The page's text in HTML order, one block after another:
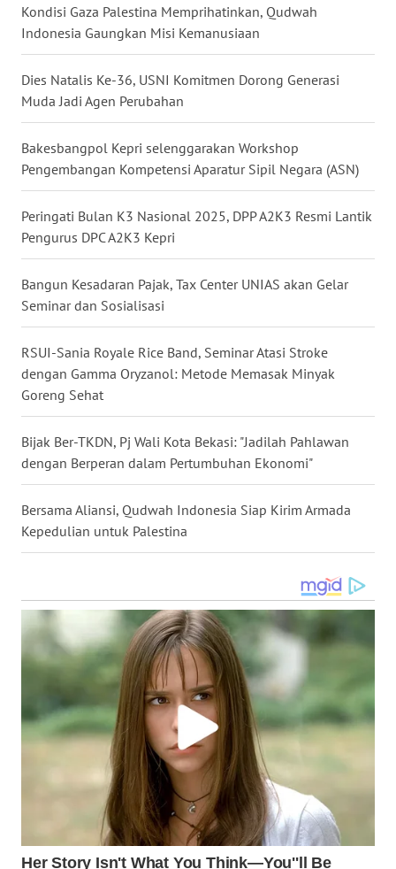
Kondisi Gaza Palestina Memprihatinkan, Qudwah
Indonesia Gaungkan Misi Kemanusiaan
Dies Natalis Ke-36, USNI Komitmen Dorong Generasi
Muda Jadi Agen Perubahan
Bakesbangpol Kepri selenggarakan Workshop
Pengembangan Kompetensi Aparatur Sipil Negara (ASN)
Peringati Bulan K3 Nasional 2025, DPP A2K3 Resmi Lantik
Pengurus DPC A2K3 Kepri
Bangun Kesadaran Pajak, Tax Center UNIAS akan Gelar
Seminar dan Sosialisasi
RSUI-Sania Royale Rice Band, Seminar Atasi Stroke
dengan Gamma Oryzanol: Metode Memasak Minyak
Goreng Sehat
Bijak Ber-TKDN, Pj Wali Kota Bekasi: "Jadilah Pahlawan
dengan Berperan dalam Pertumbuhan Ekonomi"
Bersama Aliansi, Qudwah Indonesia Siap Kirim Armada
Kepedulian untuk Palestina
WN
TAPANULI
TENGAH
WN DELI
SERDANG
WN
TEBING
TINGGI
WN
WN
BEKASI
WN
BOGOR
WN
DEPOK
TAPANULI
WN
SAMOSIR
WN